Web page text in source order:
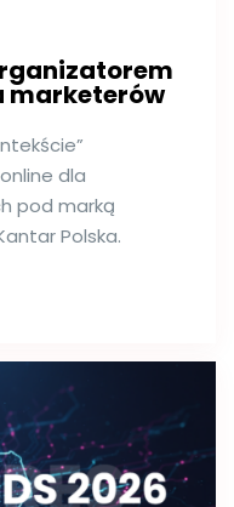
marketerów
dla
pod marką
Polska.